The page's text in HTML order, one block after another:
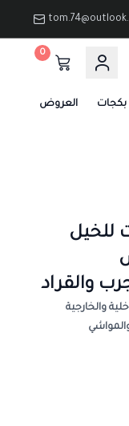
0
بكجات العروض
للخيل
والخارجية